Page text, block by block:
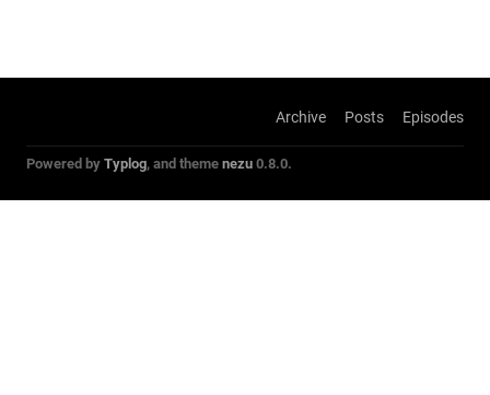
Archive Posts Episodes
Powered byTyplog, and themenezu0.8.0.